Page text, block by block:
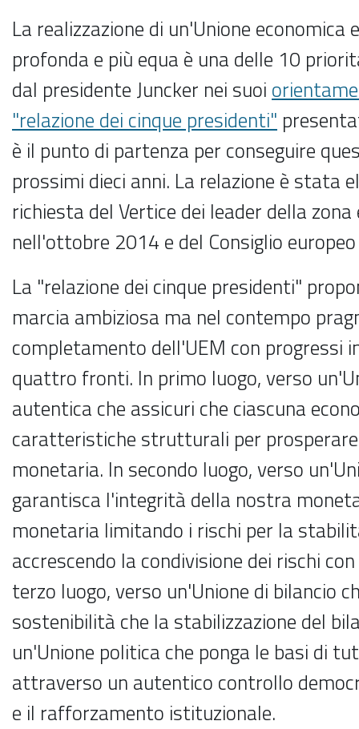
La realizzazione di un'Unione economica
profonda e più equa è una delle 10
dal presidente Juncker nei suoi
"relazione dei cinque presidenti"
è il punto di partenza per conseguire
prossimi dieci anni. La relazione è stata
richiesta del Vertice dei leader della
nell'ottobre 2014 e del Consiglio
La "relazione dei cinque presidenti"
marcia ambiziosa ma nel contempo
completamento dell'UEM con progressi
quattro fronti. In primo luogo, verso
autentica che assicuri che ciascuna
caratteristiche strutturali per
monetaria. In secondo luogo, verso
garantisca l'integrità della nostra
monetaria limitando i rischi per la
accrescendo la condivisione dei rischi
terzo luogo, verso un'Unione di bilancio
sostenibilità che la stabilizzazione del
un'Unione politica che ponga le basi di
attraverso un autentico controllo
e il rafforzamento istituzionale.